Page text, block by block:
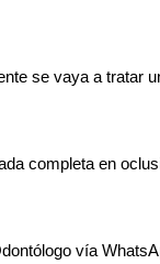
se vaya a tratar
completa en
vía